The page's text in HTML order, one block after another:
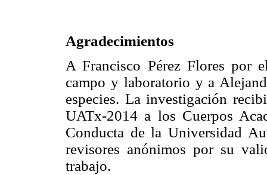
Agradecimientos
A Francisco Pérez Flores por
campo y laboratorio y a
especies. La investigación
UATx-2014 a los Cuerpos
Conducta de la Universidad
revisores anónimos por su
trabajo.